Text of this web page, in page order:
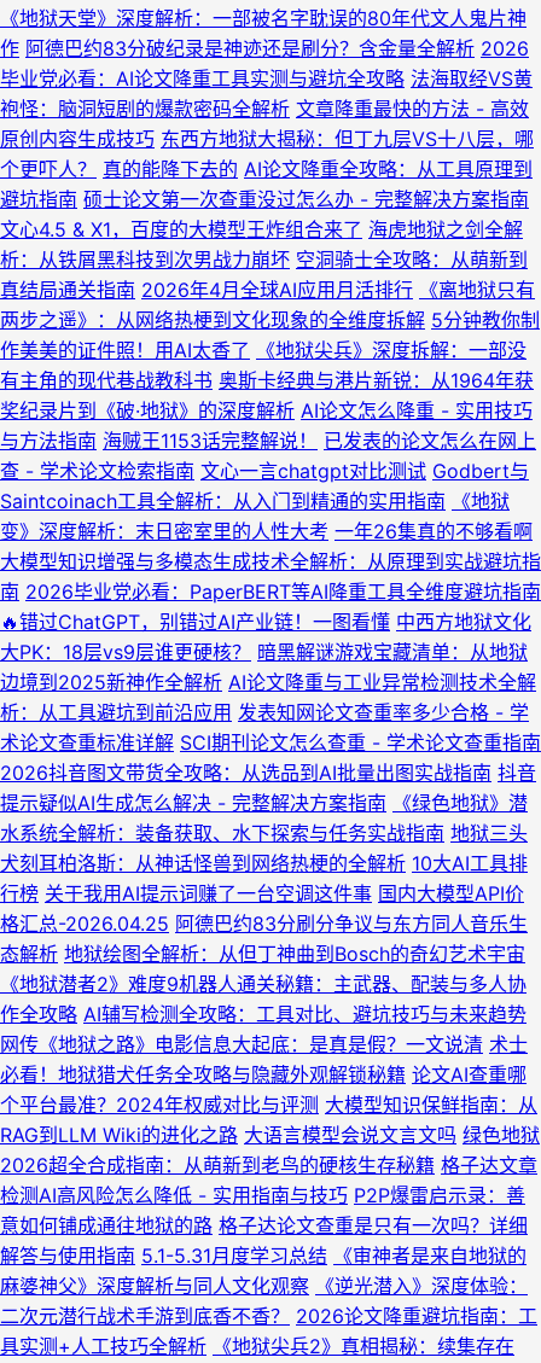
《地狱天堂》深度解析：一部被名字耽误的80年代文人鬼片神
作 阿德巴约83分破纪录是神迹还是刷分？含金量全解析 2026
毕业党必看：AI论文降重工具实测与避坑全攻略 法海取经VS黄
袍怪：脑洞短剧的爆款密码全解析 文章降重最快的方法 - 高效
原创内容生成技巧 东西方地狱大揭秘：但丁九层VS十八层，哪
个更吓人？
真的能降下去的 AI论文降重全攻略：从工具原理到
避坑指南 硕士论文第一次查重没过怎么办 - 完整解决方案指南
文心4.5 & X1，百度的大模型王炸组合来了 海虎地狱之剑全解
析：从铁屑黑科技到次男战力崩坏 空洞骑士全攻略：从萌新到
真结局通关指南 2026年4月全球AI应用月活排行
《离地狱只有
两步之遥》：从网络热梗到文化现象的全维度拆解 5分钟教你制
作美美的证件照！用AI太香了
《地狱尖兵》深度拆解：一部没
有主角的现代巷战教科书 奥斯卡经典与港片新锐：从1964年获
奖纪录片到《破·地狱》的深度解析 AI论文怎么降重 - 实用技巧
与方法指南 海贼王1153话完整解说！
已发表的论文怎么在网上
查 - 学术论文检索指南 文心一言chatgpt对比测试 Godbert与
Saintcoinach工具全解析：从入门到精通的实用指南
《地狱
变》深度解析：末日密室里的人性大考 一年26集真的不够看啊
大模型知识增强与多模态生成技术全解析：从原理到实战避坑指
南 2026毕业党必看：PaperBERT等AI降重工具全维度避坑指南
🔥错过ChatGPT，别错过AI产业链！一图看懂 中西方地狱文化
大PK：18层vs9层谁更硬核？
暗黑解谜游戏宝藏清单：从地狱
边境到2025新神作全解析 AI论文降重与工业异常检测技术全解
析：从工具避坑到前沿应用 发表知网论文查重率多少合格 - 学
术论文查重标准详解 SCI期刊论文怎么查重 - 学术论文查重指南
2026抖音图文带货全攻略：从选品到AI批量出图实战指南 抖音
提示疑似AI生成怎么解决 - 完整解决方案指南
《绿色地狱》潜
水系统全解析：装备获取、水下探索与任务实战指南 地狱三头
犬刻耳柏洛斯：从神话怪兽到网络热梗的全解析 10大AI工具排
行榜 关于我用AI提示词赚了一台空调这件事 国内大模型API价
格汇总-2026.04.25 阿德巴约83分刷分争议与东方同人音乐生
态解析 地狱绘图全解析：从但丁神曲到Bosch的奇幻艺术宇宙
《地狱潜者2》难度9机器人通关秘籍：主武器、配装与多人协
作全攻略 AI辅写检测全攻略：工具对比、避坑技巧与未来趋势
网传《地狱之路》电影信息大起底：是真是假？一文说清 术士
必看！地狱猎犬任务全攻略与隐藏外观解锁秘籍 论文AI查重哪
个平台最准？2024年权威对比与评测 大模型知识保鲜指南：从
RAG到LLM Wiki的进化之路 大语言模型会说文言文吗 绿色地狱
2026超全合成指南：从萌新到老鸟的硬核生存秘籍 格子达文章
检测AI高风险怎么降低 - 实用指南与技巧 P2P爆雷启示录：善
意如何铺成通往地狱的路 格子达论文查重是只有一次吗？详细
解答与使用指南 5.1-5.31月度学习总结
《审神者是来自地狱的
麻婆神父》深度解析与同人文化观察
《逆光潜入》深度体验：
二次元潜行战术手游到底香不香？
2026论文降重避坑指南：工
具实测+人工技巧全解析
《地狱尖兵2》真相揭秘：续集存在